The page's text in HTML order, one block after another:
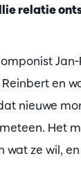
relatie
en
nieuwe
Het
wat ze wil,